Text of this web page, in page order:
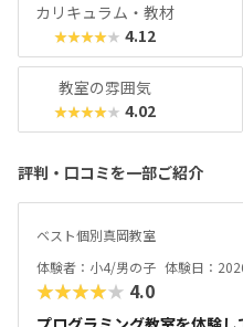
カリキュラム・教材
★★★★★ 4.12
教室の雰囲気
★★★★★ 4.02
評判・口コミを一部ご紹介
ベスト個別真岡教室
体験者：小4/男の子 体験日：
★★★★★ 4.0